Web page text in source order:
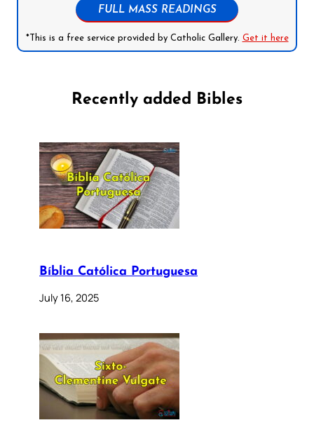
FULL MASS READINGS
*This is a free service provided by Catholic Gallery. Get it here
Recently added Bibles
Bíblia Católica Portuguesa
July 16, 2025